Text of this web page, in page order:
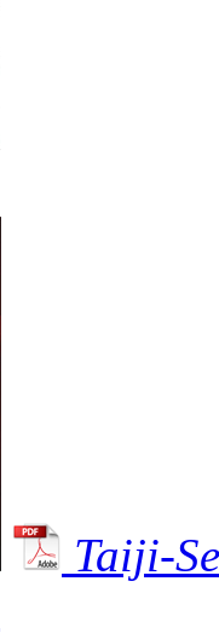
Taiji-